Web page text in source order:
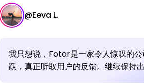
@Eeva L.
我只想说，Fotor是一家令人惊叹的
跃，真正听取用户的反馈。继续保持